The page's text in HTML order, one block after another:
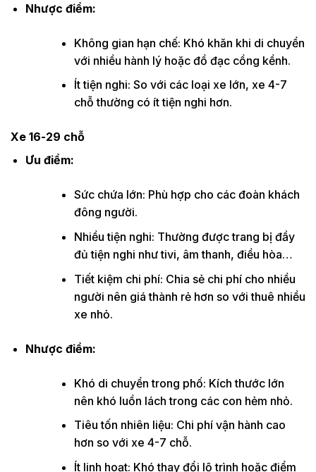
Nhược điểm:
Không gian hạn chế: Khó khăn khi di chuyển
với nhiều hành lý hoặc đồ đạc cồng kềnh.
Ít tiện nghi: So với các loại xe lớn, xe 4-7
chỗ thường có ít tiện nghi hơn.
Xe 16-29 chỗ
Ưu điểm:
Sức chứa lớn: Phù hợp cho các đoàn khách
đông người.
Nhiều tiện nghi: Thường được trang bị đầy
đủ tiện nghi như tivi, âm thanh, điều hòa…
Tiết kiệm chi phí: Chia sẻ chi phí cho nhiều
người nên giá thành rẻ hơn so với thuê nhiều
xe nhỏ.
Nhược điểm:
Khó di chuyển trong phố: Kích thước lớn
nên khó luồn lách trong các con hẻm nhỏ.
Tiêu tốn nhiên liệu: Chi phí vận hành cao
hơn so với xe 4-7 chỗ.
Ít linh hoạt: Khó thay đổi lộ trình hoặc điểm